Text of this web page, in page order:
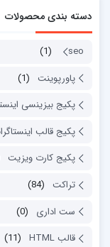
دسته بندی محصولات
seo
(1)
پاورپوینت
(1)
پکیج بیزینسی
پکیج قالب
پکیج کارت ویزیت
تراکت
(84)
ست اداری
(0)
قالب HTML
(11)